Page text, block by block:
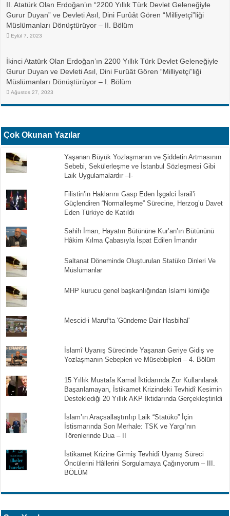
II. Atatürk Olan Erdoğan’ın “2200 Yıllık Türk Devlet Geleneğiyle
Gurur Duyan” ve Devleti Asıl, Dini Furûât Gören “Milliyetçi”liği
Müslümanları Dönüştürüyor – II. Bölüm
Eylül 7, 2023
İkinci Atatürk Olan Erdoğan’ın 2200 Yıllık Türk Devlet Geleneğiyle
Gurur Duyan ve Devleti Asıl, Dini Furûât Gören “Milliyetçi”liği
Müslümanları Dönüştürüyor – I. Bölüm
Ağustos 27, 2023
Çok Okunan Yazılar
Yaşanan Büyük Yozlaşmanın ve Şiddetin Artmasının
Sebebi, Sekülerleşme ve İstanbul Sözleşmesi Gibi
Laik Uygulamalardır –I-
Filistin’in Haklarını Gasp Eden İşgalci İsrail’i
Güçlendiren “Normalleşme” Sürecine, Herzog’u Davet
Eden Türkiye de Katıldı
Sahih İman, Hayatın Bütününe Kur’an’ın Bütününü
Hâkim Kılma Çabasıyla İspat Edilen İmandır
Saltanat Döneminde Oluşturulan Statüko Dinleri Ve
Müslümanlar
MHP kurucu genel başkanlığından İslami kimliğe
Mescid-i Maruf'ta 'Gündeme Dair Hasbihal'
İslamî Uyanış Sürecinde Yaşanan Geriye Gidiş ve
Yozlaşmanın Sebepleri ve Müsebbipleri – 4. Bölüm
15 Yıllık Mustafa Kamal İktidarında Zor Kullanılarak
Başarılamayan, İstikamet Krizindeki Tevhidî Kesimin
Desteklediği 20 Yıllık AKP İktidarında Gerçekleştirildi
İslam’ın Araçsallaştırılıp Laik “Statüko” İçin
İstismarında Son Merhale: TSK ve Yargı’nın
Törenlerinde Dua – II
İstikamet Krizine Girmiş Tevhidî Uyanış Süreci
Öncülerini Hâllerini Sorgulamaya Çağırıyorum – III.
BÖLÜM